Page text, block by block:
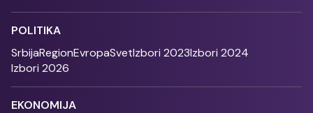
POLITIKA
SrbijaRegionEvropaSvetIzbori 2023Izbori 2024
Izbori 2026
EKONOMIJA